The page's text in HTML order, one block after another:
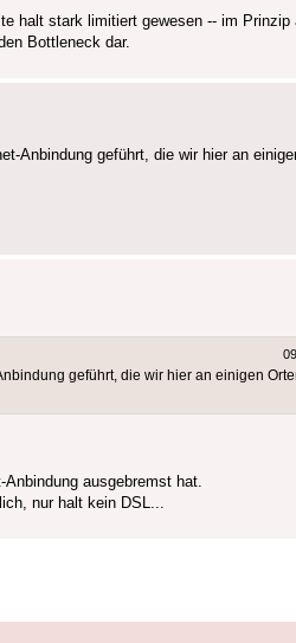
halt stark limitiert gewesen -- im Prinzip
Bottleneck dar.
Anbindung geführt, die wir hier an
geführt, die wir hier an einigen
ausgebremst hat.
nur halt kein DSL...